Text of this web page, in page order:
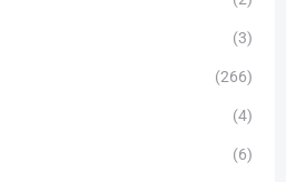
(3)
(266)
(4)
(6)